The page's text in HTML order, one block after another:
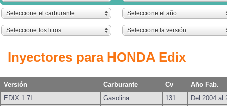
Seleccione el carburante Seleccione el año
Seleccione los litros Seleccione la versión
Inyectores para HONDA Edix
Versión Carburante Cv
Año Fab.
EDIX 1.7I
Gasolina 131
Del 2004 al